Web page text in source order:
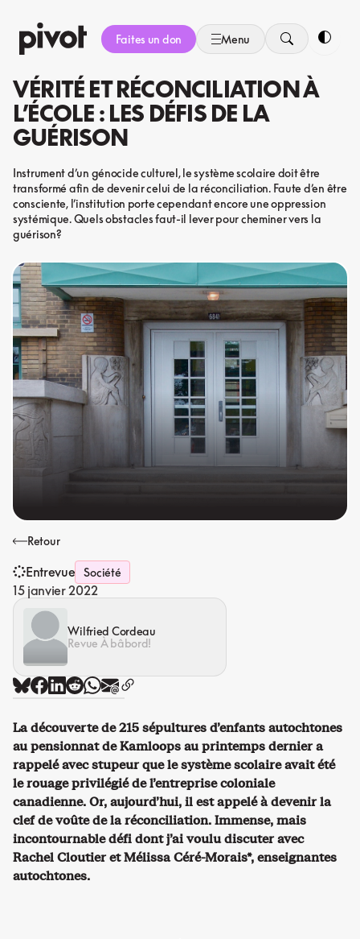
au
contenu
Faites un don Menu
VÉRITÉ ET RÉCONCILIATION À
L’ÉCOLE : LES DÉFIS DE LA
GUÉRISON
Instrument d’un génocide culturel, le système scolaire doit être
transformé afin de devenir celui de la réconciliation. Faute d’en être
consciente, l’institution porte cependant encore une oppression
systémique. Quels obstacles faut-il lever pour cheminer vers la
guérison?
Retour
Entrevue Société
15 janvier 2022
Wilfried Cordeau
Revue À bâbord!
La découverte de 215 sépultures d’enfants autochtones
au pensionnat de Kamloops au printemps dernier a
rappelé avec stupeur que le système scolaire avait été
le rouage privilégié de l’entreprise coloniale
canadienne. Or, aujourd’hui, il est appelé à devenir la
clef de voûte de la réconciliation. Immense, mais
incontournable défi dont j’ai voulu discuter avec
Rachel Cloutier et Mélissa Céré-Morais*, enseignantes
autochtones.